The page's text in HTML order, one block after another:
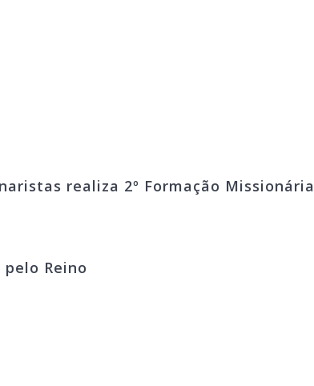
realiza 2º Formação Missionária
Reino